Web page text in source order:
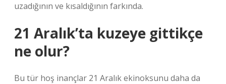
uzadığının ve kısaldığının farkında.
21 Aralık’ta kuzeye gittikçe
ne olur?
Bu tür hoş inançlar 21 Aralık ekinoksunu daha da